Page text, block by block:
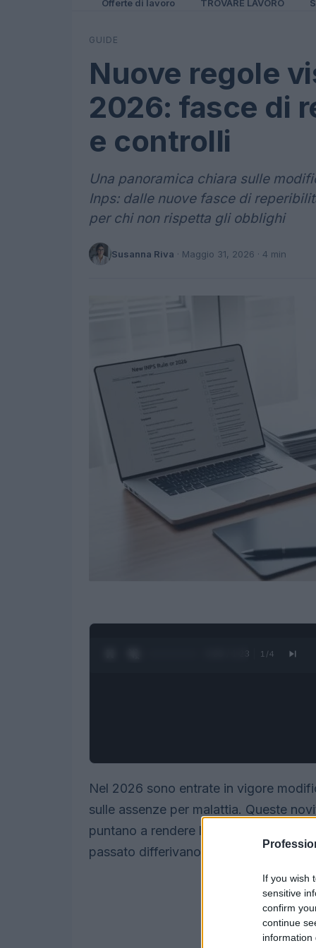
If you wish
sensitive
confirm
continue
information
Offerte di lavoro TROVARE LAVORO
GUIDE
Nuove regole
2026: fasce di
e controlli
Una panoramica chiara sulle
Inps: dalle nuove fasce di
per chi non rispetta gli obblighi
Susanna Riva · Maggio 31, 2026 · 4 min
0:27 / 1:23 1 /4
Nel 2026 sono entrate in vigore
sulle assenze per malattia. Queste
puntano a rendere le verifiche più
passato differivano tra pubblico e